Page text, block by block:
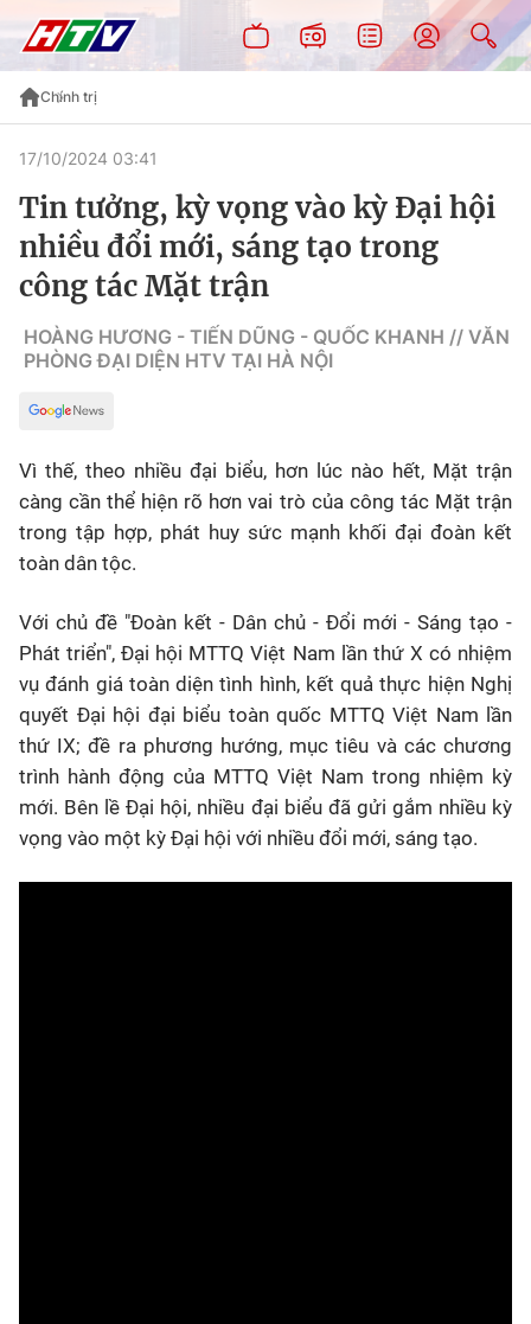
Chính trị
17/10/2024 03:41
Tin tưởng, kỳ vọng vào kỳ Đại hội
nhiều đổi mới, sáng tạo trong
công tác Mặt trận
HOÀNG HƯƠNG - TIẾN DŨNG - QUỐC KHANH // VĂN
PHÒNG ĐẠI DIỆN HTV TẠI HÀ NỘI
Vì thế, theo nhiều đại biểu, hơn lúc nào hết, Mặt trận
càng cần thể hiện rõ hơn vai trò của công tác Mặt trận
trong tập hợp, phát huy sức mạnh khối đại đoàn kết
toàn dân tộc.
Với chủ đề "Đoàn kết - Dân chủ - Đổi mới - Sáng tạo -
Phát triển", Đại hội MTTQ Việt Nam lần thứ X có nhiệm
vụ đánh giá toàn diện tình hình, kết quả thực hiện Nghị
quyết Đại hội đại biểu toàn quốc MTTQ Việt Nam lần
thứ IX; đề ra phương hướng, mục tiêu và các chương
trình hành động của MTTQ Việt Nam trong nhiệm kỳ
mới. Bên lề Đại hội, nhiều đại biểu đã gửi gắm nhiều kỳ
vọng vào một kỳ Đại hội với nhiều đổi mới, sáng tạo.